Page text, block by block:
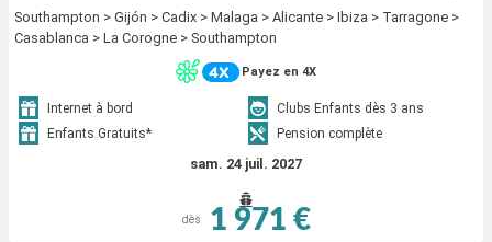
Southampton > Gijón > Cadix > Malaga > Alicante > Ibiza > Tarragone >
Casablanca > La Corogne > Southampton
Payez en 4X
Internet à bord
Clubs Enfants dès 3 ans
Enfants Gratuits*
Pension complète
sam. 24 juil. 2027
dès 1 971 €